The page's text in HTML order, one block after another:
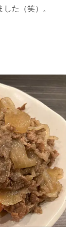
た（笑）。